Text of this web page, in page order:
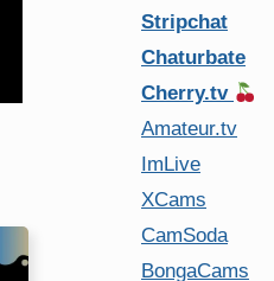
Stripchat
Chaturbate
Cherry.tv
Amateur.tv
ImLive
XCams
CamSoda
BongaCams